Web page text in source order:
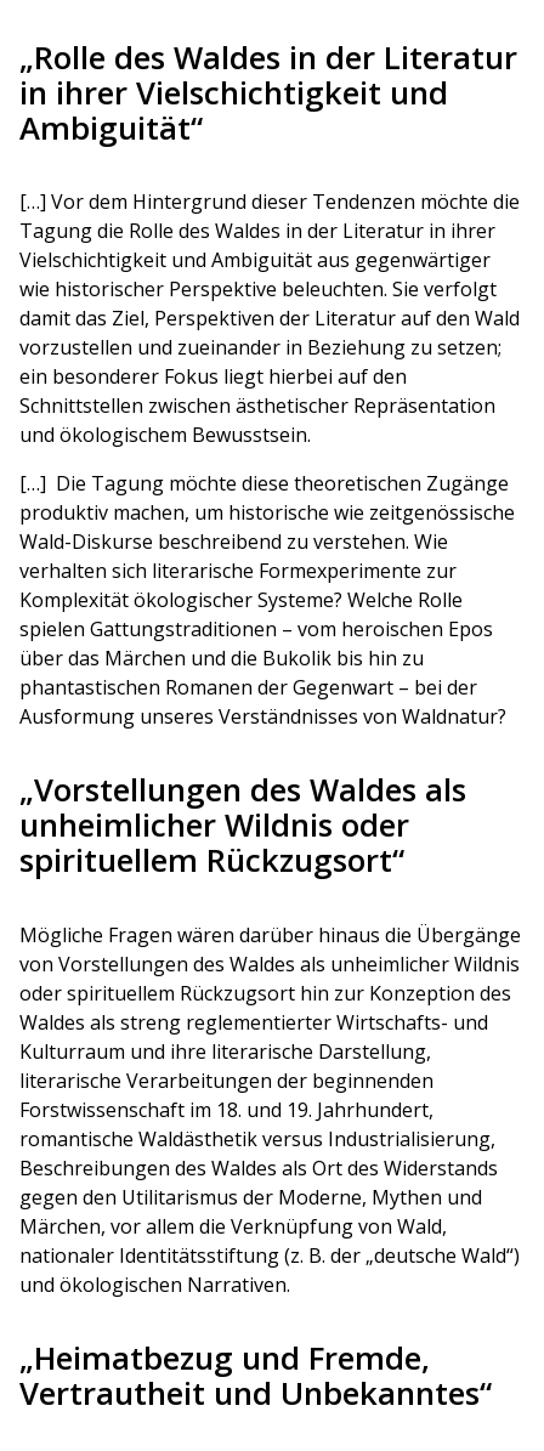
„Rolle des Waldes in der Literatur
in ihrer Vielschichtigkeit und
Ambiguität“
[…] Vor dem Hintergrund dieser Tendenzen möchte die
Tagung die Rolle des Waldes in der Literatur in ihrer
Vielschichtigkeit und Ambiguität aus gegenwärtiger
wie historischer Perspektive beleuchten. Sie verfolgt
damit das Ziel, Perspektiven der Literatur auf den Wald
vorzustellen und zueinander in Beziehung zu setzen;
ein besonderer Fokus liegt hierbei auf den
Schnittstellen zwischen ästhetischer Repräsentation
und ökologischem Bewusstsein.
[…] Die Tagung möchte diese theoretischen Zugänge
produktiv machen, um historische wie zeitgenössische
Wald-Diskurse beschreibend zu verstehen. Wie
verhalten sich literarische Formexperimente zur
Komplexität ökologischer Systeme? Welche Rolle
spielen Gattungstraditionen – vom heroischen Epos
über das Märchen und die Bukolik bis hin zu
phantastischen Romanen der Gegenwart – bei der
Ausformung unseres Verständnisses von Waldnatur?
„Vorstellungen des Waldes als
unheimlicher Wildnis oder
spirituellem Rückzugsort“
Mögliche Fragen wären darüber hinaus die Übergänge
von Vorstellungen des Waldes als unheimlicher Wildnis
oder spirituellem Rückzugsort hin zur Konzeption des
Waldes als streng reglementierter Wirtschafts- und
Kulturraum und ihre literarische Darstellung,
literarische Verarbeitungen der beginnenden
Forstwissenschaft im 18. und 19. Jahrhundert,
romantische Waldästhetik versus Industrialisierung,
Beschreibungen des Waldes als Ort des Widerstands
gegen den Utilitarismus der Moderne, Mythen und
Märchen, vor allem die Verknüpfung von Wald,
nationaler Identitätsstiftung (z. B. der „deutsche Wald“)
und ökologischen Narrativen.
„Heimatbezug und Fremde,
Vertrautheit und Unbekanntes“